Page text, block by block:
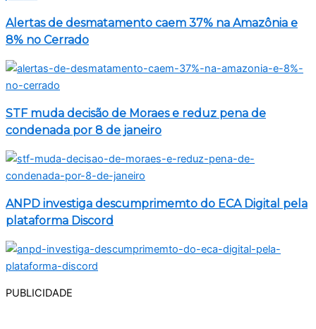
Alertas de desmatamento caem 37% na Amazônia e
8% no Cerrado
STF muda decisão de Moraes e reduz pena de
condenada por 8 de janeiro
ANPD investiga descumprimemto do ECA Digital pela
plataforma Discord
PUBLICIDADE